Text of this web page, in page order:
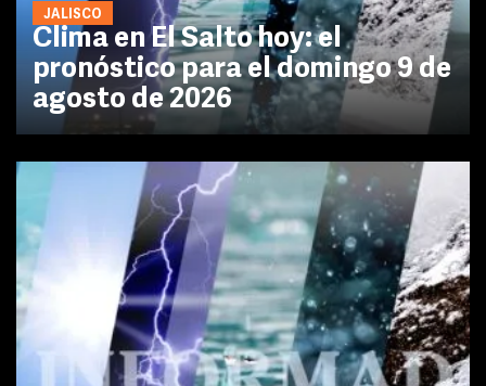
JALISCO
Clima en El Salto hoy: el
pronóstico para el domingo 9 de
agosto de 2026